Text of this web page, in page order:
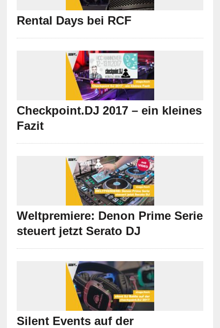
Rental Days bei RCF
Checkpoint.DJ 2017 – ein kleines
Fazit
Weltpremiere: Denon Prime Serie
steuert jetzt Serato DJ
Silent Events auf der